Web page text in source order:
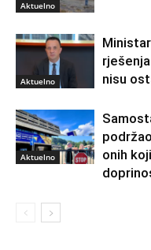
Aktuelno
Aktuelno
nisu
Aktuelno
onih